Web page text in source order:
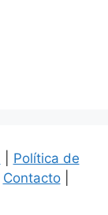
Política de
Contacto|